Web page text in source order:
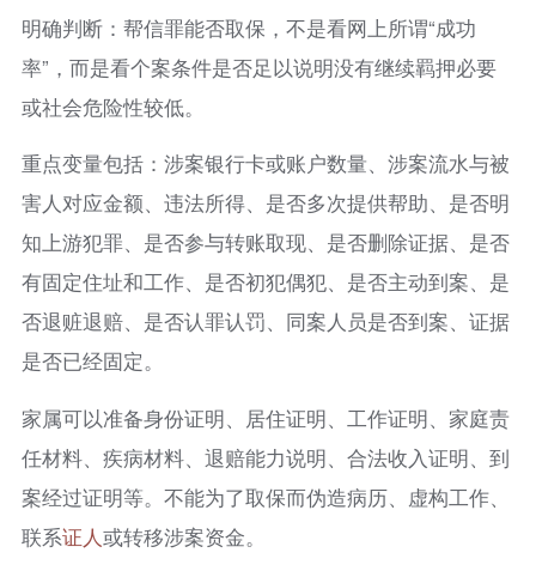
明确判断：帮信罪能否取保，不是看网上所谓“成功
率”，而是看个案条件是否足以说明没有继续羁押必要
或社会危险性较低。
重点变量包括：涉案银行卡或账户数量、涉案流水与被
害人对应金额、违法所得、是否多次提供帮助、是否明
知上游犯罪、是否参与转账取现、是否删除证据、是否
有固定住址和工作、是否初犯偶犯、是否主动到案、是
否退赃退赔、是否认罪认罚、同案人员是否到案、证据
是否已经固定。
家属可以准备身份证明、居住证明、工作证明、家庭责
任材料、疾病材料、退赔能力说明、合法收入证明、到
案经过证明等。不能为了取保而伪造病历、虚构工作、
联系证人或转移涉案资金。